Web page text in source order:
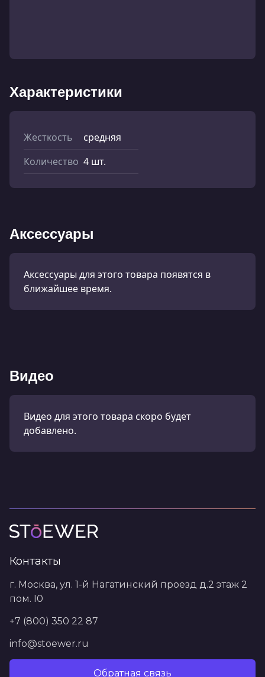
Характеристики
Жесткость
средняя
Количество 4 шт.
Аксессуары
Аксессуары для этого товара появятся в
ближайшее время.
Видео
Видео для этого товара скоро будет
добавлено.
Контакты
г. Москва, ул. 1-й Нагатинский проезд д.2 этаж 2
пом. I0
+7 (800) 350 22 87
info@stoewer.ru
Обратная связь